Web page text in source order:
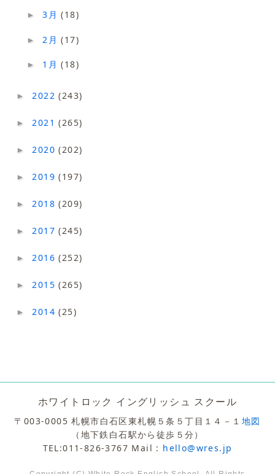
►3月(18)
► 2月(17)
► 1月(18)
►2022(243)
►2021(265)
►2020(202)
►2019(197)
►2018(209)
►2017(245)
►2016(252)
►2015(265)
►2014(25)
ホワイトロック イングリッシュ スクール
〒003-0005 札幌市白石区東札幌５条５丁目１４－１ 地図
（地下鉄白石駅から徒歩５分）
TEL:011-826-3767 Mail : hello@wres.jp